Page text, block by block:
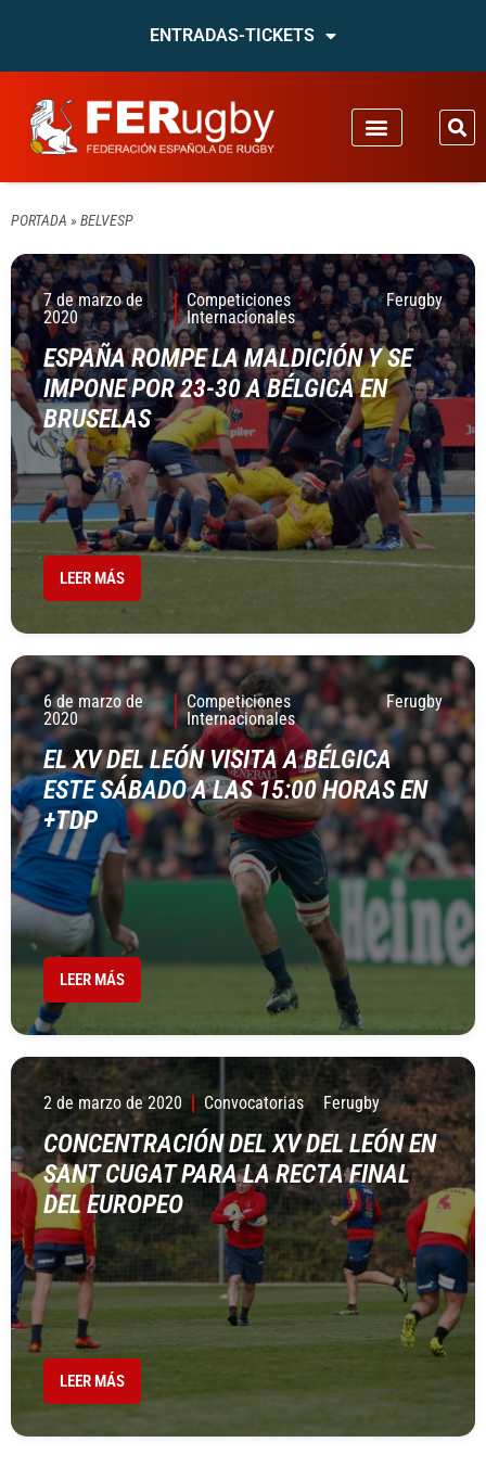
ENTRADAS-TICKETS
PORTADA » BELVESP
7 de marzo de
2020
Competiciones
Internacionales
Ferugby
ESPAÑA ROMPE LA MALDICIÓN Y SE
IMPONE POR 23-30 A BÉLGICA EN
BRUSELAS
LEER MÁS
6 de marzo de
2020
Competiciones
Internacionales
Ferugby
EL XV DEL LEÓN VISITA A BÉLGICA
ESTE SÁBADO A LAS 15:00 HORAS EN
+TDP
LEER MÁS
2 de marzo de 2020 Convocatorias Ferugby
CONCENTRACIÓN DEL XV DEL LEÓN EN
SANT CUGAT PARA LA RECTA FINAL
DEL EUROPEO
LEER MÁS